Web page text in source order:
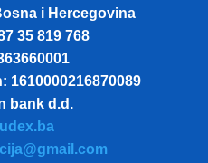
i Hercegovina
35 819 768
1610000216870089
bank d.d.